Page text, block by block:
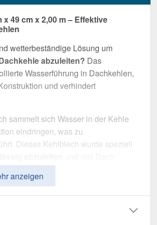
49 cm x 2,00 m – Effektive
wetterbeständige Lösung um
abzuleiten? Das
Wasserführung in Dachkehlen,
und verhindert
sammelt sich Wasser in der Kehle
eindringen, was zu
Dieses Kehlblech wurde speziell
durch einfache Montage, hohe
robuste Beschichtung.
Die
anzeigen